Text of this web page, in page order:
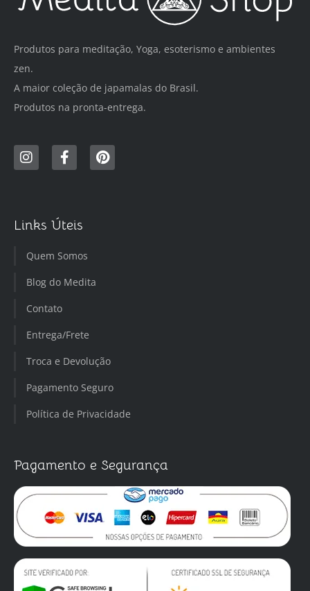
Produtos para meditação, Yoga, esoterismo e ambientes
zen.
A maior coleção de japamalas do Brasil.
Produtos na pronta-entrega.
Links Úteis
Quem Somos
Blog do Medita
Contato
Entrega/Frete
Troca e Devolução
Pagamento Seguro
Política de Privacidade
Pagamento e Segurança